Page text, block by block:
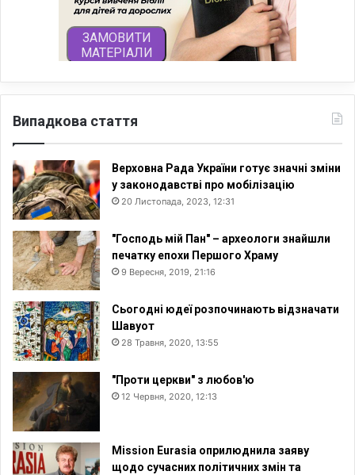
Випадкова стаття
Верховна Рада України готує значні зміни
у законодавстві про мобілізацію
20 Листопада, 2023, 12:31
"Господь мій Пан" – археологи знайшли
печатку епохи Першого Храму
9 Вересня, 2019, 21:16
Сьогодні юдеї розпочинають відзначати
Шавуот
28 Травня, 2020, 13:55
"Проти церкви" з любов'ю
12 Червня, 2020, 12:13
Mission Eurasia оприлюднила заяву
щодо сучасних політичних змін та